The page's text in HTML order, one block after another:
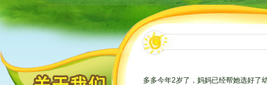
多多今年2岁了，妈妈已经帮她选好了